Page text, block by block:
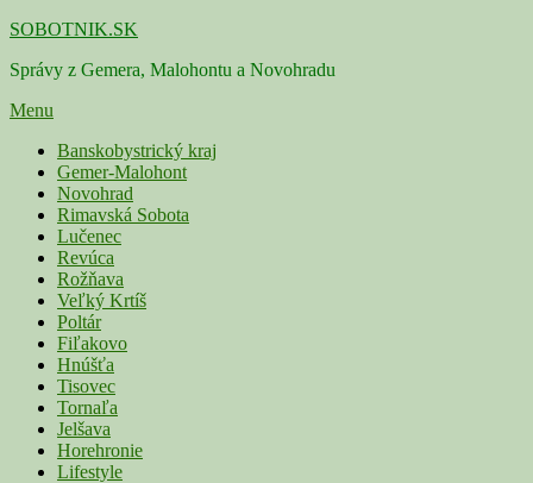
Skip
content
SOBOTNIK.SK
Správy z Gemera, Malohontu a Novohradu
Menu
Primárne
menu
Banskobystrický kraj
Gemer-Malohont
Novohrad
Rimavská Sobota
Lučenec
Revúca
Rožňava
Veľký Krtíš
Poltár
Fiľakovo
Hnúšťa
Tisovec
Tornaľa
Jelšava
Horehronie
Lifestyle